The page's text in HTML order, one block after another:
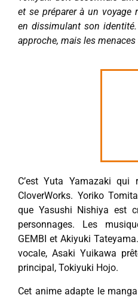
et se préparer à un voyage
en dissimulant son
approche, mais les
C’est Yuta Yamazaki
CloverWorks. Yoriko
que Yasushi Nishiya est
personnages. Les
GEMBI et Akiyuki
vocale, Asaki Yuikawa
principal, Tokiyuki Hojo.
Cet anime adapte le manga